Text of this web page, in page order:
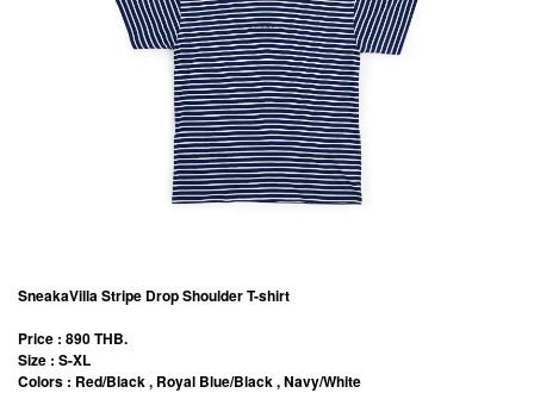
SneakaVilla Stripe Drop Shoulder T-shirt
Price : 890 THB.
Size : S-XL
Colors : Red/Black , Royal Blue/Black , Navy/White